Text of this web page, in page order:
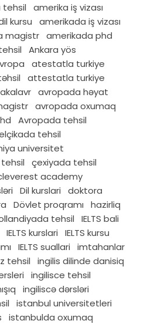
tehsil
amerika iş vizası
kursu
amerikada iş vizası
magistr amerikada phd
Ankara yös
atestatla turkiye
attestatla turkiye
avropada həyat
avropada oxumaq
Avropada tehsil
tehsil
universitet
çexiyada tehsil
academy
Dil kurslari
doktora
Dövlet proqramı
hazirliq
tehsil
IELTS bali
IELTS kurslari
IELTS kursu
IELTS suallari
imtahanlar
tehsil
ingilis dilinde danisiq
ingilisce tehsil
ingiliscə dərsləri
istanbul universitetleri
istanbulda oxumaq